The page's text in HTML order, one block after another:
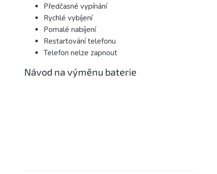
Předčasné vypínání
Rychlé vybíjení
Pomalé nabíjení
Restartování telefonu
Telefon nelze zapnout
Návod na výměnu baterie